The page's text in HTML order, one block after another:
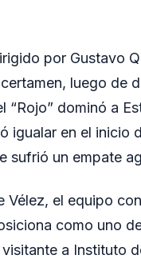
por Gustavo
luego de
“Rojo” dominó a
igualar en el inicio
sufrió un empate
Vélez, el equipo
como uno
a Instituto